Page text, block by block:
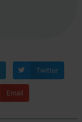
Twitter
Email